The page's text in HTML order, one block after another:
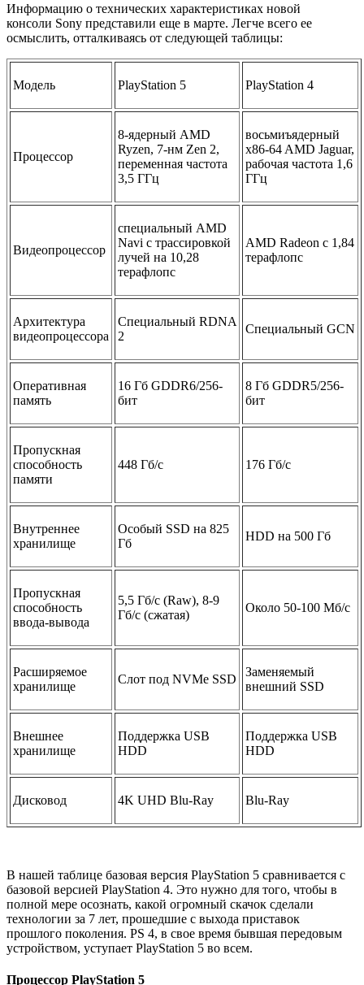
Информацию о технических характеристиках новой
консоли Sony представили еще в марте. Легче всего ее
осмыслить, отталкиваясь от следующей таблицы:
Модель PlayStation 5 PlayStation 4
Процессор
8-ядерный AMD
Ryzen, 7-нм Zen 2,
переменная частота
3,5 ГГц
восьмиъядерный
x86-64 AMD Jaguar,
рабочая частота 1,6
ГГц
Видеопроцессор
специальный AMD
Navi с трассировкой
лучей на 10,28
терафлопс
AMD Radeon с 1,84
терафлопс
Архитектура
видеопроцессора
Специальный RDNA
2
Специальный GCN
Оперативная
память
16 Гб GDDR6/256-
бит
8 Гб GDDR5/256-
бит
Пропускная
способность
памяти
448 Гб/с 176 Гб/с
Внутреннее
хранилище
Особый SSD на 825
Гб
HDD на 500 Гб
Пропускная
способность
ввода-вывода
5,5 Гб/с (Raw), 8-9
Гб/с (сжатая)
Около 50-100 Мб/с
Расширяемое
хранилище
Слот под NVMe SSD
Заменяемый
внешний SSD
Внешнее
хранилище
Поддержка USB
HDD
Поддержка USB
HDD
Дисковод 4K UHD Blu-Ray Blu-Ray
В нашей таблице базовая версия PlayStation 5 сравнивается с
базовой версией PlayStation 4. Это нужно для того, чтобы в
полной мере осознать, какой огромный скачок сделали
технологии за 7 лет, прошедшие с выхода приставок
прошлого поколения. PS 4, в свое время бывшая передовым
устройством, уступает PlayStation 5 во всем.
Процессор PlayStation 5